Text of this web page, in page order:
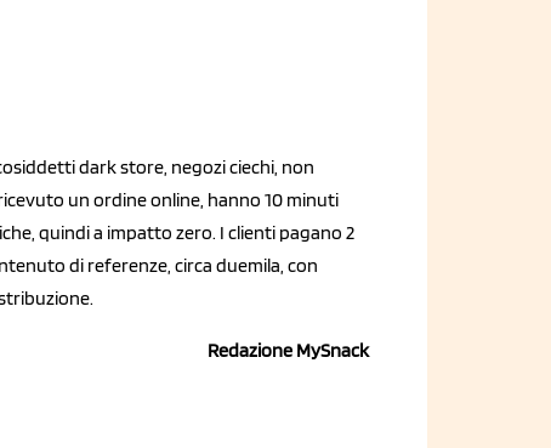
dark store, negozi ciechi, non
un ordine online, hanno 10 minuti
quindi a impatto zero. I clienti pagano 2
di referenze, circa duemila, con
Redazione MySnack